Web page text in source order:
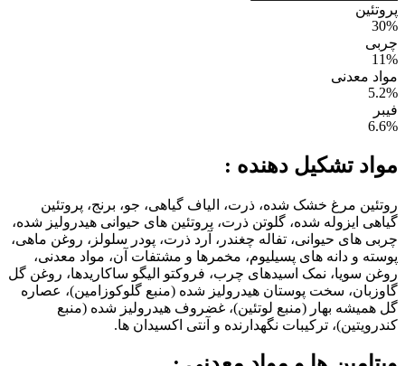
پروتئین
30%
چربی
11%
مواد معدنی
5.2%
فیبر
6.6%
مواد تشکیل دهنده :
روتئین مرغ خشک شده، ذرت، الیاف گیاهی، جو، برنج، پروتئین
گیاهی ایزوله شده، گلوتن ذرت، پروتئین های حیوانی هیدرولیز شده،
چربی های حیوانی، تفاله چغندر، آرد ذرت، پودر سلولز، روغن ماهی،
پوسته و دانه های پسیلیوم، مخمرها و مشتفات آن، مواد معدنی،
روغن سویا، نمک اسیدهای چرب، فروکتو الیگو ساکاریدها، روغن گل
گاوزبان، سخت پوستان هیدرولیز شده (منبع گلوکوزامین)، عصاره
گل همیشه بهار (منبع لوتئین)، غضروف هیدرولیز شده (منبع
کندرویتین)، ترکیبات نگهدارنده و آنتی اکسیدان ها.